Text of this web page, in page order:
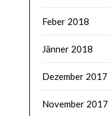
Feber 2018
Jänner 2018
Dezember 2017
November 2017